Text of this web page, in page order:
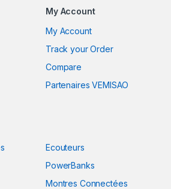
My Account
My Account
Track your Order
Compare
Partenaires VEMISAO
Ecouteurs
PowerBanks
Montres Connectées